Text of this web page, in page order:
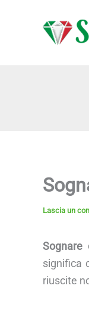
Lascia un
Sognare
significa
riuscite